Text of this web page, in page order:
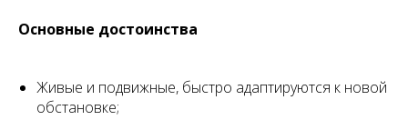
Основные достоинства
Живые и подвижные, быстро адаптируются к новой
обстановке;